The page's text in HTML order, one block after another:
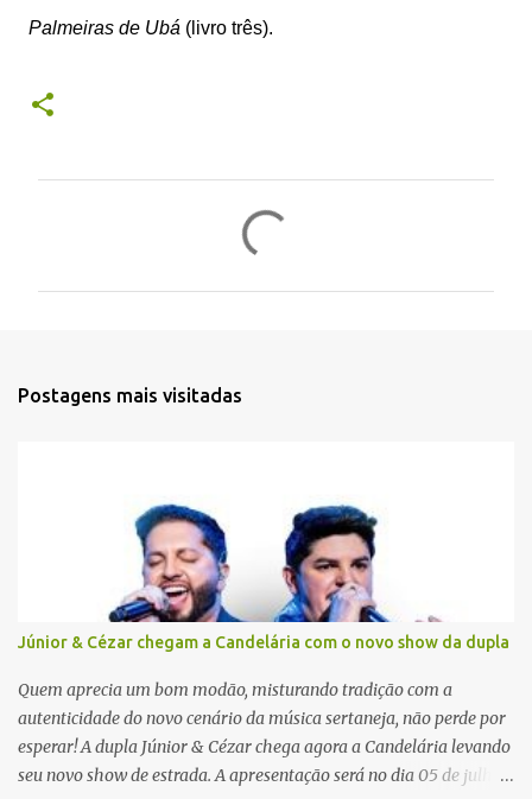
Palmeiras de Ubá (livro três).
Postagens mais visitadas
Júnior & Cézar chegam a Candelária com o novo show da dupla
Quem aprecia um bom modão, misturando tradição com a
autenticidade do novo cenário da música sertaneja, não perde por
esperar! A dupla Júnior & Cézar chega agora a Candelária levando
seu novo show de estrada. A apresentação será no dia 05 de julho